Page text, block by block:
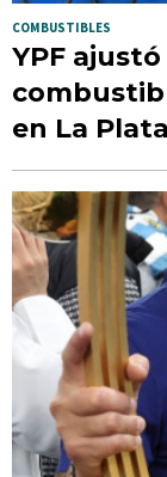
COMBUSTIBLES
YPF
en La Plata